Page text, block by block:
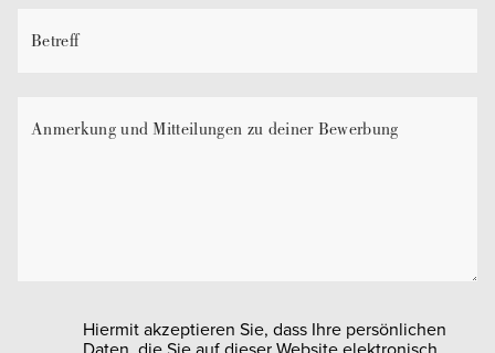
Hiermit akzeptieren Sie, dass Ihre persönlichen
Daten, die Sie auf dieser Website elektronisch